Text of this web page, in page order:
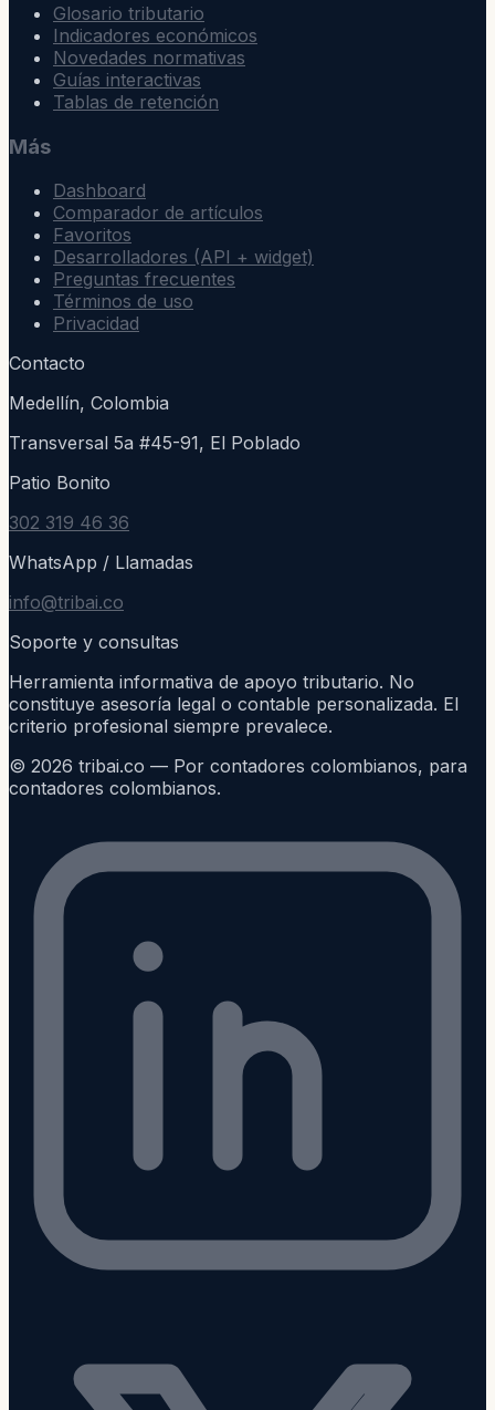
Glosario tributario
Indicadores económicos
Novedades normativas
Guías interactivas
Tablas de retención
Más
Dashboard
Comparador de artículos
Favoritos
Desarrolladores (API + widget)
Preguntas frecuentes
Términos de uso
Privacidad
Contacto
Medellín, Colombia
Transversal 5a #45-91, El Poblado
Patio Bonito
302 319 46 36
WhatsApp / Llamadas
info@tribai.co
Soporte y consultas
Herramienta informativa de apoyo tributario. No
constituye asesoría legal o contable personalizada. El
criterio profesional siempre prevalece.
© 2026 tribai.co — Por contadores colombianos, para
contadores colombianos.